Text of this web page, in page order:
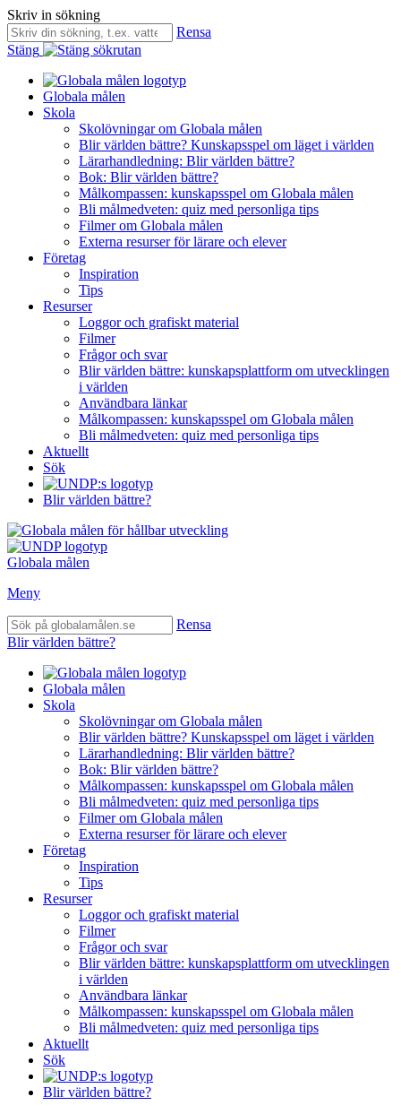
Skriv in sökning
Rensa
Stäng
Globala målen
Skola
Skolövningar om Globala målen
Blir världen bättre? Kunskapsspel om läget i världen
Lärarhandledning: Blir världen bättre?
Bok: Blir världen bättre?
Målkompassen: kunskapsspel om Globala målen
Bli målmedveten: quiz med personliga tips
Filmer om Globala målen
Externa resurser för lärare och elever
Företag
Inspiration
Tips
Resurser
Loggor och grafiskt material
Filmer
Frågor och svar
Blir världen bättre: kunskapsplattform om utvecklingen
i världen
Användbara länkar
Målkompassen: kunskapsspel om Globala målen
Bli målmedveten: quiz med personliga tips
Aktuellt
Sök
Blir världen bättre?
Globala målen
Meny
Rensa
Blir världen bättre?
Globala målen
Skola
Skolövningar om Globala målen
Blir världen bättre? Kunskapsspel om läget i världen
Lärarhandledning: Blir världen bättre?
Bok: Blir världen bättre?
Målkompassen: kunskapsspel om Globala målen
Bli målmedveten: quiz med personliga tips
Filmer om Globala målen
Externa resurser för lärare och elever
Företag
Inspiration
Tips
Resurser
Loggor och grafiskt material
Filmer
Frågor och svar
Blir världen bättre: kunskapsplattform om utvecklingen
i världen
Användbara länkar
Målkompassen: kunskapsspel om Globala målen
Bli målmedveten: quiz med personliga tips
Aktuellt
Sök
Blir världen bättre?